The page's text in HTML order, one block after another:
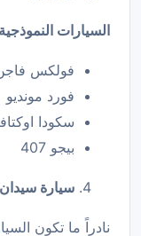
السيارات
فولكس
فورد مونديو
سكودا
بيجو 407
سيارة
نادراً ما تكون